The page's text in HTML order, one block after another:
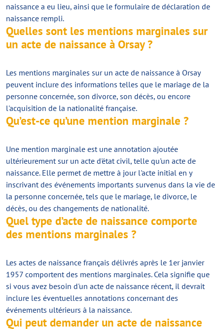
naissance a eu lieu, ainsi que le formulaire de déclaration de
naissance rempli.
Quelles sont les mentions marginales sur
un acte de naissance à Orsay ?
Les mentions marginales sur un acte de naissance à Orsay
peuvent inclure des informations telles que le mariage de la
personne concernée, son divorce, son décès, ou encore
l'acquisition de la nationalité française.
Qu’est-ce qu’une mention marginale ?
Une mention marginale est une annotation ajoutée
ultérieurement sur un acte d'état civil, telle qu'un acte de
naissance. Elle permet de mettre à jour l'acte initial en y
inscrivant des événements importants survenus dans la vie de
la personne concernée, tels que le mariage, le divorce, le
décès, ou des changements de nationalité.
Quel type d’acte de naissance comporte
des mentions marginales ?
Les actes de naissance français délivrés après le 1er janvier
1957 comportent des mentions marginales. Cela signifie que
si vous avez besoin d'un acte de naissance récent, il devrait
inclure les éventuelles annotations concernant des
événements ultérieurs à la naissance.
Qui peut demander un acte de naissance